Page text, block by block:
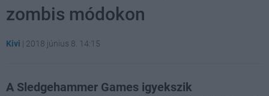
zombis módokon
Kivi | 2018 június 8. 14:15
A Sledgehammer Games igyekszik